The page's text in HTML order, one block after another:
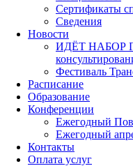
Сертификаты
Сведения
Новости
ИДЁТ НАБОР
Фестиваль
Расписание
Образование
Конференции
Ежегодный
Ежегодный
Контакты
Оплата услуг